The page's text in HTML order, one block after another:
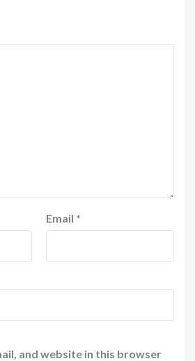
Email *
and website in this browser